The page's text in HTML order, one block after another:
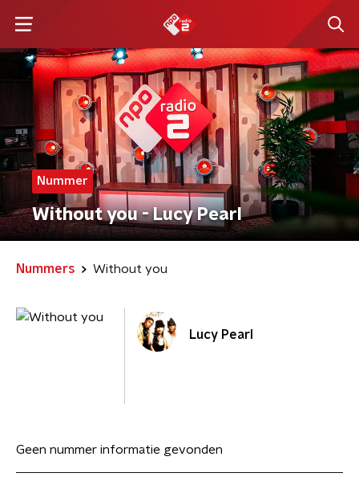
Nummer
Without you - Lucy Pearl
Nummers Without you
Lucy Pearl
Geen nummer informatie gevonden